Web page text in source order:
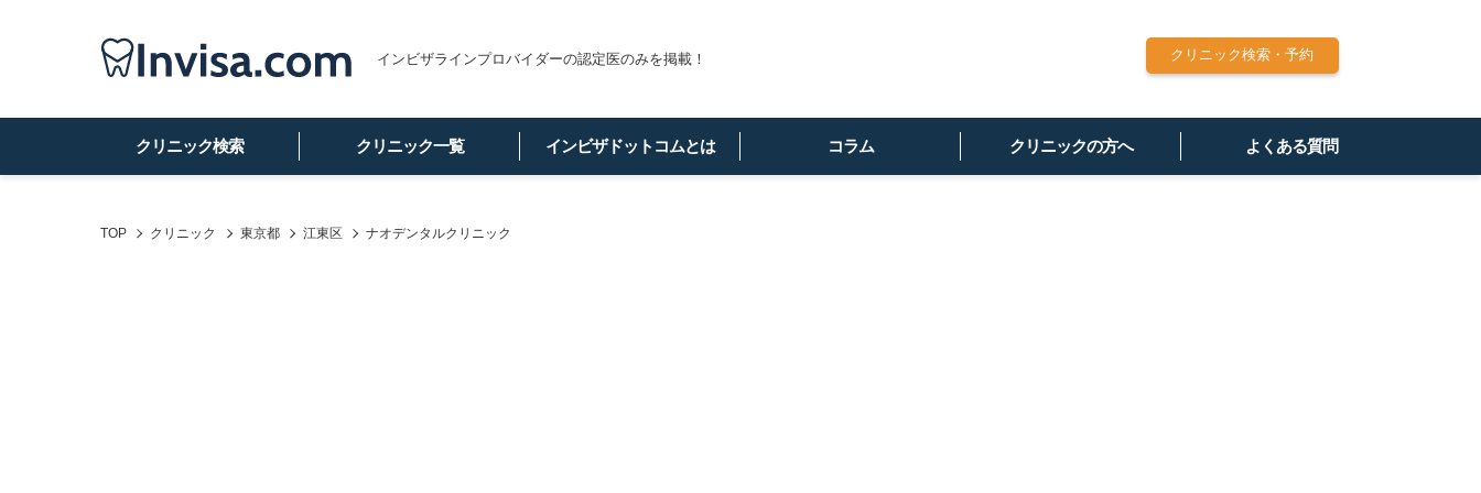
インビザラインプロバイダーの認定医のみを掲載！
クリニック検索 クリニック一覧 インビザドットコムとは コラム クリニックの方へ よくある質問
クリニック検索・予約
TOP クリニック 東京都 江東区 ナオデンタルクリニック